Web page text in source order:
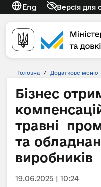
Eng Версія для
Головна / Додаткове меню
Бізнес
травні
та
виробників
19.06.2025 | 10:24